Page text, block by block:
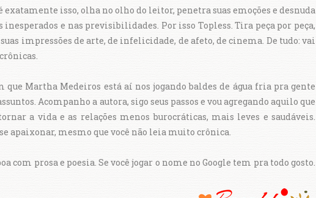
exatamente isso, olha no olho do leitor, penetra suas emoções e desnuda
inesperados e nas previsibilidades. Por isso Topless. Tira peça por peça,
impressões de arte, de infelicidade, de afeto, de cinema. De tudo: vai
que Martha Medeiros está aí nos jogando baldes de água fria pra gente
Acompanho a autora, sigo seus passos e vou agregando aquilo que
a vida e as relações menos burocráticas, mais leves e saudáveis.
apaixonar, mesmo que você não leia muito crônica.
com prosa e poesia. Se você jogar o nome no Google tem pra todo gosto.